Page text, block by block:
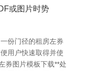
或图片时势
份门径的租房左券
用户快速取得并使
券图片模板下载**处